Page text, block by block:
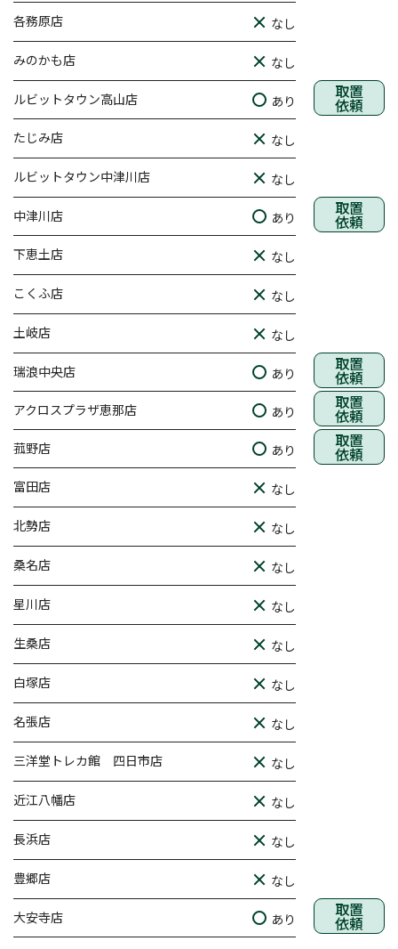
各務原店 なし
みのかも店 なし
ルビットタウン高山店 あり 取置
依頼
たじみ店 なし
ルビットタウン中津川店 なし
中津川店 あり 取置
依頼
下恵土店 なし
こくふ店 なし
土岐店 なし
瑞浪中央店 あり 取置
依頼
アクロスプラザ恵那店 あり 取置
依頼
菰野店 あり 取置
依頼
富田店 なし
北勢店 なし
桑名店 なし
星川店 なし
生桑店 なし
白塚店 なし
名張店 なし
三洋堂トレカ館 四日市店 なし
近江八幡店 なし
長浜店 なし
豊郷店 なし
大安寺店 あり 取置
依頼